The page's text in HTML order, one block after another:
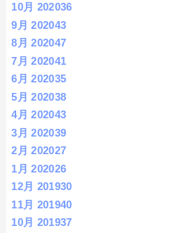
10月 202036
9月 202043
8月 202047
7月 202041
6月 202035
5月 202038
4月 202043
3月 202039
2月 202027
1月 202026
12月 201930
11月 201940
10月 201937